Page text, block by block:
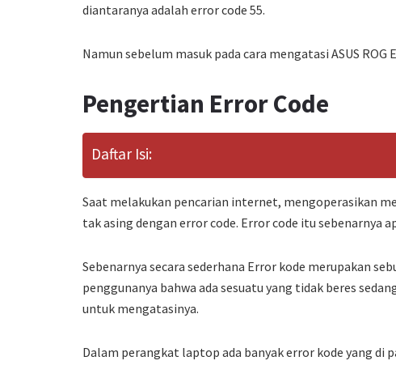
diantaranya adalah error code 55.
Namun sebelum masuk pada cara mengatasi ASUS
Pengertian Error Code
Daftar Isi:
Saat melakukan pencarian internet, mengoperasikan
tak asing dengan error code. Error code itu sebenarnya
Sebenarnya secara sederhana Error kode merupakan
penggunanya bahwa ada sesuatu yang tidak beres
untuk mengatasinya.
Dalam perangkat laptop ada banyak error kode yang di